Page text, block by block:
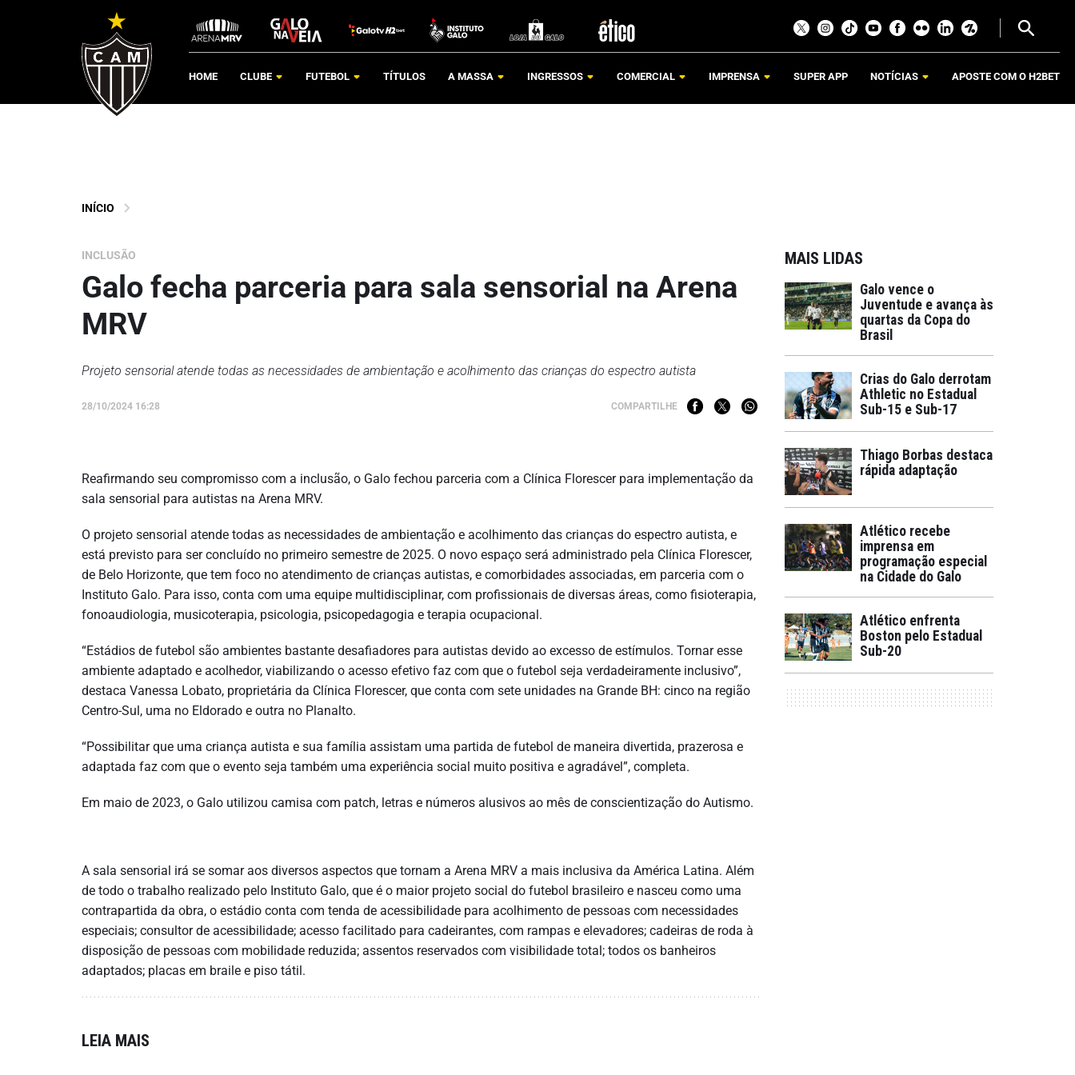
HOME CLUBE FUTEBOL TÍTULOS A MASSA INGRESSOS COMERCIAL IMPRENSA SUPER APP NOTÍCIAS APOSTE COM O H2BET
INÍCIO
INCLUSÃO
Galo fecha parceria para sala sensorial na Arena
MRV
Projeto sensorial atende todas as necessidades de ambientação e acolhimento das crianças do espectro autista
28/10/2024 16:28 COMPARTILHE
Reafirmando seu compromisso com a inclusão, o Galo fechou parceria com a Clínica Florescer para implementação da
sala sensorial para autistas na Arena MRV.
O projeto sensorial atende todas as necessidades de ambientação e acolhimento das crianças do espectro autista, e
está previsto para ser concluído no primeiro semestre de 2025. O novo espaço será administrado pela Clínica Florescer,
de Belo Horizonte, que tem foco no atendimento de crianças autistas, e comorbidades associadas, em parceria com o
Instituto Galo. Para isso, conta com uma equipe multidisciplinar, com profissionais de diversas áreas, como fisioterapia,
fonoaudiologia, musicoterapia, psicologia, psicopedagogia e terapia ocupacional.
“Estádios de futebol são ambientes bastante desafiadores para autistas devido ao excesso de estímulos. Tornar esse
ambiente adaptado e acolhedor, viabilizando o acesso efetivo faz com que o futebol seja verdadeiramente inclusivo”,
destaca Vanessa Lobato, proprietária da Clínica Florescer, que conta com sete unidades na Grande BH: cinco na região
Centro-Sul, uma no Eldorado e outra no Planalto.
“Possibilitar que uma criança autista e sua família assistam uma partida de futebol de maneira divertida, prazerosa e
adaptada faz com que o evento seja também uma experiência social muito positiva e agradável”, completa.
Em maio de 2023, o Galo utilizou camisa com patch, letras e números alusivos ao mês de conscientização do Autismo.
A sala sensorial irá se somar aos diversos aspectos que tornam a Arena MRV a mais inclusiva da América Latina. Além
de todo o trabalho realizado pelo Instituto Galo, que é o maior projeto social do futebol brasileiro e nasceu como uma
contrapartida da obra, o estádio conta com tenda de acessibilidade para acolhimento de pessoas com necessidades
especiais; consultor de acessibilidade; acesso facilitado para cadeirantes, com rampas e elevadores; cadeiras de roda à
disposição de pessoas com mobilidade reduzida; assentos reservados com visibilidade total; todos os banheiros
adaptados; placas em braile e piso tátil.
LEIA MAIS
MAIS LIDAS
Galo vence o
Juventude e avança às
quartas da Copa do
Brasil
Crias do Galo derrotam
Athletic no Estadual
Sub-15 e Sub-17
Thiago Borbas destaca
rápida adaptação
Atlético recebe
imprensa em
programação especial
na Cidade do Galo
Atlético enfrenta
Boston pelo Estadual
Sub-20